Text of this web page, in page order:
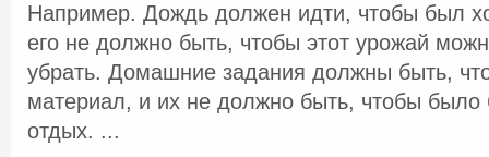
Например. Дождь должен идти, чтобы был
его не должно быть, чтобы этот урожай
убрать. Домашние задания должны быть,
материал, и их не должно быть, чтобы
отдых. ...